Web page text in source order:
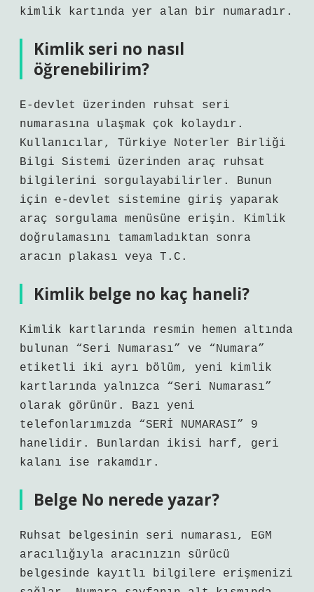
kimlik kartında yer alan bir numaradır.
Kimlik seri no nasıl
öğrenebilirim?
E-devlet üzerinden ruhsat seri
numarasına ulaşmak çok kolaydır.
Kullanıcılar, Türkiye Noterler Birliği
Bilgi Sistemi üzerinden araç ruhsat
bilgilerini sorgulayabilirler. Bunun
için e-devlet sistemine giriş yaparak
araç sorgulama menüsüne erişin. Kimlik
doğrulamasını tamamladıktan sonra
aracın plakası veya T.C.
Kimlik belge no kaç haneli?
Kimlik kartlarında resmin hemen altında
bulunan “Seri Numarası” ve “Numara”
etiketli iki ayrı bölüm, yeni kimlik
kartlarında yalnızca “Seri Numarası”
olarak görünür. Bazı yeni
telefonlarımızda “SERİ NUMARASI” 9
hanelidir. Bunlardan ikisi harf, geri
kalanı ise rakamdır.
Belge No nerede yazar?
Ruhsat belgesinin seri numarası, EGM
aracılığıyla aracınızın sürücü
belgesinde kayıtlı bilgilere erişmenizi